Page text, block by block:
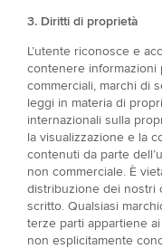
3. Diritti di proprietà​
L’utente riconosce e
contenere informazioni
commerciali, marchi di
leggi in materia di
internazionali sulla
la visualizzazione e la
contenuti da parte
non commerciale. È
distribuzione dei nostri
scritto. Qualsiasi
terze parti appartiene
non esplicitamente